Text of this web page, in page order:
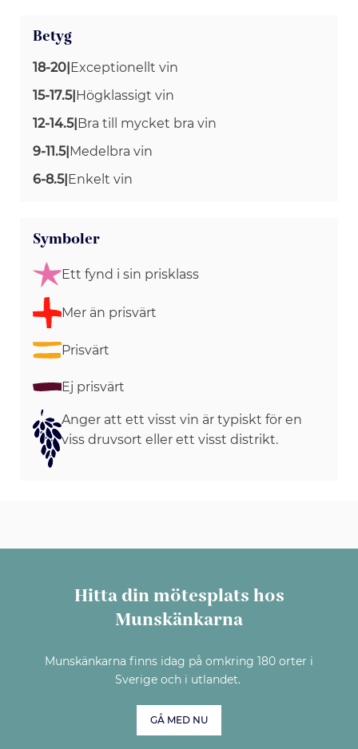
Betyg
18-20|Exceptionellt vin
15-17.5|Högklassigt vin
12-14.5|Bra till mycket bra vin
9-11.5|Medelbra vin
6-8.5|Enkelt vin
Symboler
Ett fynd i sin prisklass
Mer än prisvärt
Prisvärt
Ej prisvärt
Anger att ett visst vin är typiskt för en
viss druvsort eller ett visst distrikt.
Hitta din mötesplats hos
Munskänkarna
Munskänkarna finns idag på omkring 180 orter i
Sverige och i utlandet.
GÅ MED NU